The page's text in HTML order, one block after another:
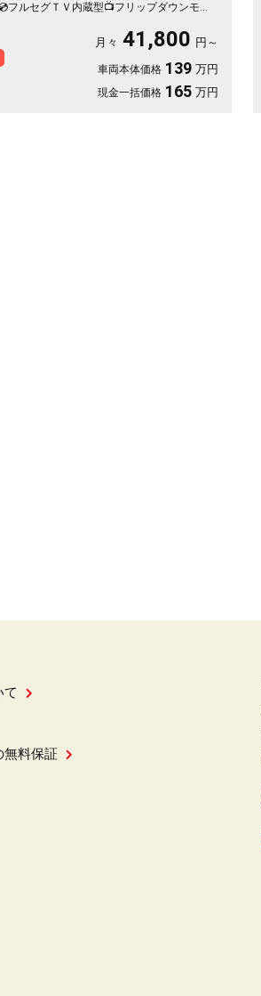
フルセグＴＶ内蔵型📺フリップダウンモニ
ＵＶ😎プライバシーもＯＫ✨７人乗りキャ
オットマン付💎ハーフレザーシート💺で更
入れもバックカメラで簡単駐車🔧🌈ドライ
心録画ＯＫ🎥🌈納車時新品タイヤ装着🚗
月々 41,800 円～
車両本体価格 139 万円
現金一括価格 165 万円
て
無料保証